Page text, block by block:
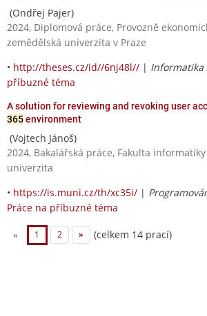
(Ondřej Pajer)
2024, Diplomová práce, Provozně
zemědělská univerzita v Praze
• http://theses.cz/id//6nj48l// |
příbuzné téma
A solution for reviewing and revoking user
365environment
(Vojtech Jánoš)
2024, Bakalářská práce, Fakulta
univerzita
• https://is.muni.cz/th/xc35i/ |
Práce na příbuzné téma
« 1 2 » (celkem 14 prací)